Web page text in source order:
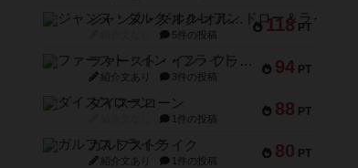
118 PT
ジャンヌ・ダルク-オルレアン ドロー＆ライト
5件の投稿
94 PT
ファースト・イン・フライト
紹介文あり 3件の投稿
88 PT
ダイススローン
1件の投稿
80 PT
ガルフストライク
紹介文あり 1件の投稿